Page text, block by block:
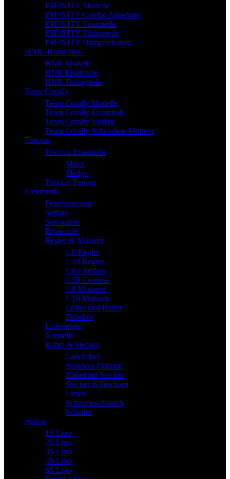
INFINITY Modelle
INFINITY Combo Angebote
INFINITY Ersatzteile
INFINITY Tuningteile
INFINITY Dämpferfedern
HNR -Hong Nor-
HNR Modelle
HNR Ersatzteile
HNR Tuningteile
Team Corally
Team Corally Modelle
Team Corally Ersatzteile
Team Corally Tuning
Team Corally Schrauben-Muttern
Traxxas
Traxxas Ersatzteile
Maxx
Sledge
Traxxas Tuning
Elektronik
Fernsteuerung
Servos
Servoarme
Ersatzteile
Regler & Motoren
1:8 Regler
1:10 Regler
1:8 Combos
1:10 Combos
1:8 Motoren
1:10 Motoren
Lüfter und Halter
Zubehör
Ladegeräte
Netzteile
Kabel & Stecker
Ladekabel
Balancer Platinen
Kabel mit Stecker
Stecker & Buchsen
Litzen
Schrumpschlauch
Schalter
Akkus
1S Lipo
2S Lipo
3S Lipo
4S Lipo
6S Lipo